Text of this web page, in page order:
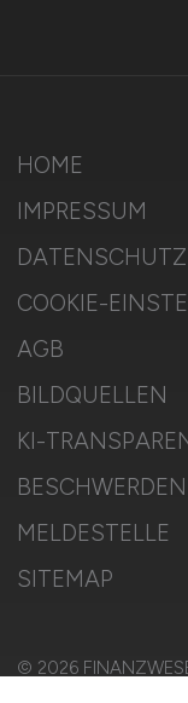
HOME
IMPRESSUM
DATENSCHUTZ
COOKIE-
AGB
BILDQUELLEN
KI-
BESCHWERDEN
MELDESTELLE
SITEMAP
© 2026